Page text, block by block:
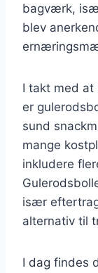
bagværk,
blev
I takt med at
er
sund
mange
inkludere
især
alternativ til
I dag findes